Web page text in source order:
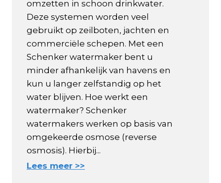
omzetten in schoon drinkwater.
Deze systemen worden veel
gebruikt op zeilboten, jachten en
commerciële schepen. Met een
Schenker watermaker bent u
minder afhankelijk van havens en
kun u langer zelfstandig op het
water blijven. Hoe werkt een
watermaker? Schenker
watermakers werken op basis van
omgekeerde osmose (reverse
osmosis). Hierbij...
Lees meer >>